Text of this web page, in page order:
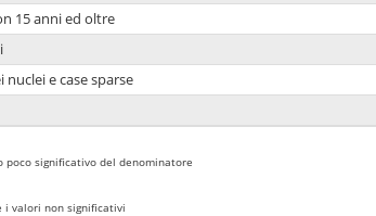
15 anni ed oltre
e case sparse
significativo del denominatore
i valori non significativi